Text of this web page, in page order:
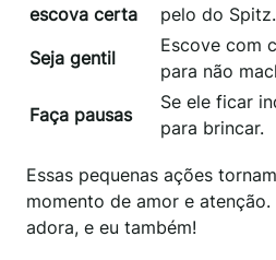
escova certa
pelo do Spitz.
Seja gentil
Escove com
para não
Faça pausas
Se ele ficar
para brincar.
Essas pequenas ações
momento de amor e
adora, e eu também!